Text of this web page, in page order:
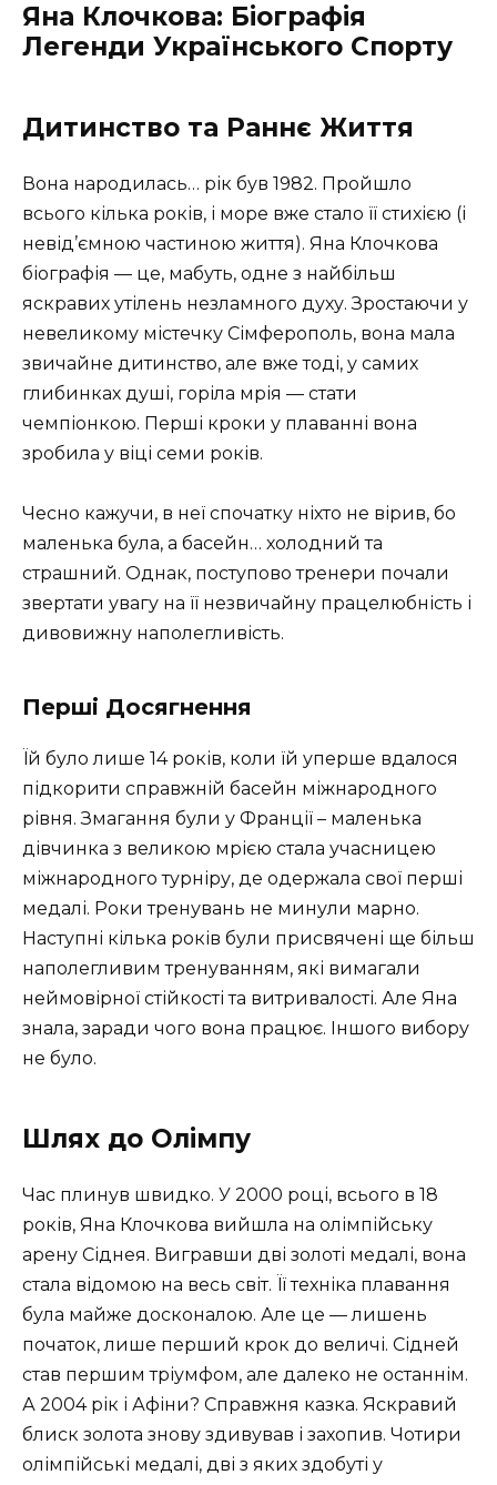
Яна Клочкова: Біографія
Легенди Українського Спорту
Дитинство та Раннє Життя
Вона народилась… рік був 1982. Пройшло
всього кілька років, і море вже стало її стихією (і
невід’ємною частиною життя). Яна Клочкова
біографія — це, мабуть, одне з найбільш
яскравих утілень незламного духу. Зростаючи у
невеликому містечку Сімферополь, вона мала
звичайне дитинство, але вже тоді, у самих
глибинках душі, горіла мрія — стати
чемпіонкою. Перші кроки у плаванні вона
зробила у віці семи років.
Чесно кажучи, в неї спочатку ніхто не вірив, бо
маленька була, а басейн… холодний та
страшний. Однак, поступово тренери почали
звертати увагу на її незвичайну працелюбність і
дивовижну наполегливість.
Перші Досягнення
Їй було лише 14 років, коли їй уперше вдалося
підкорити справжній басейн міжнародного
рівня. Змагання були у Франції – маленька
дівчинка з великою мрією стала учасницею
міжнародного турніру, де одержала свої перші
медалі. Роки тренувань не минули марно.
Наступні кілька років були присвячені ще більш
наполегливим тренуванням, які вимагали
неймовірної стійкості та витривалості. Але Яна
знала, заради чого вона працює. Іншого вибору
не було.
Шлях до Олімпу
Час плинув швидко. У 2000 році, всього в 18
років, Яна Клочкова вийшла на олімпійську
арену Сіднея. Вигравши дві золоті медалі, вона
стала відомою на весь світ. Її техніка плавання
була майже досконалою. Але це — лишень
початок, лише перший крок до величі. Сідней
став першим тріумфом, але далеко не останнім.
А 2004 рік і Афіни? Справжня казка. Яскравий
блиск золота знову здивував і захопив. Чотири
олімпійські медалі, дві з яких здобуті у